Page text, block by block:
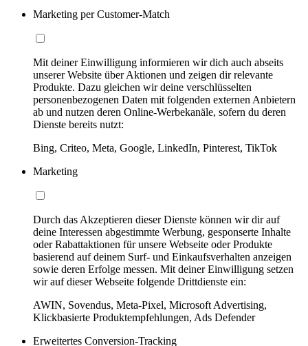
Marketing per Customer-Match
Mit deiner Einwilligung informieren wir dich auch abseits
unserer Website über Aktionen und zeigen dir relevante
Produkte. Dazu gleichen wir deine verschlüsselten
personenbezogenen Daten mit folgenden externen Anbietern
ab und nutzen deren Online-Werbekanäle, sofern du deren
Dienste bereits nutzt:
Bing, Criteo, Meta, Google, LinkedIn, Pinterest, TikTok
Marketing
Durch das Akzeptieren dieser Dienste können wir dir auf
deine Interessen abgestimmte Werbung, gesponserte Inhalte
oder Rabattaktionen für unsere Webseite oder Produkte
basierend auf deinem Surf- und Einkaufsverhalten anzeigen
sowie deren Erfolge messen. Mit deiner Einwilligung setzen
wir auf dieser Webseite folgende Drittdienste ein:
AWIN, Sovendus, Meta-Pixel, Microsoft Advertising,
Klickbasierte Produktempfehlungen, Ads Defender
Erweitertes Conversion-Tracking